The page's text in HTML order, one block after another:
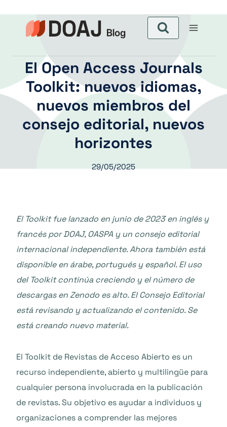
content
El Open Access Journals
Toolkit: nuevos idiomas,
nuevos miembros del
consejo editorial, nuevos
horizontes
29/05/2025
El Toolkit fue lanzado en junio de 2023 en inglés y
francés por DOAJ, OASPA y un consejo editorial
internacional independiente. Ahora también está
disponible en árabe, portugués y español. El uso
del Toolkit continúa creciendo y el número de
descargas en Zenodo es alto. El Consejo Editorial
está revisando y actualizando el contenido. Se
está creando nuevo material.
El Toolkit de Revistas de Acceso Abierto es un
recurso independiente, abierto y multilingüe para
cualquier persona involucrada en la publicación
de revistas. Su objetivo es ayudar a individuos y
organizaciones a comprender las mejores